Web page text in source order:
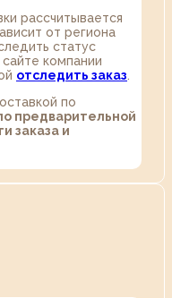
рассчитывается
от региона
статус
компании
отследить заказ
по
предварительной
заказа и